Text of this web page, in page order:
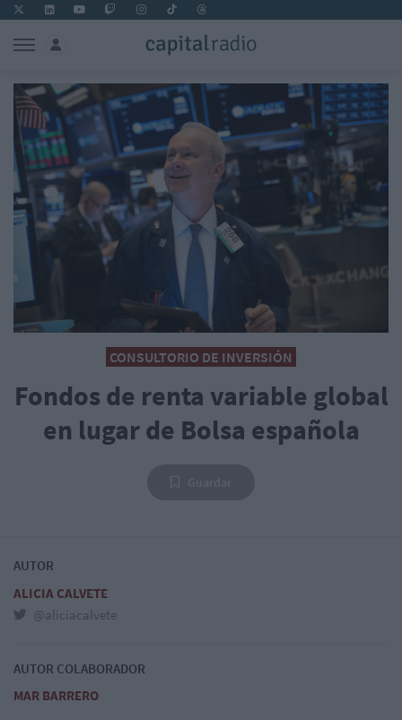
CONSULTORIO DE INVERSIÓN
Fondos de renta variable global
en lugar de Bolsa española
AUTOR
ALICIA CALVETE
@aliciacalvete
AUTOR COLABORADOR
MAR BARRERO